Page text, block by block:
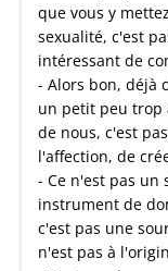
que vous y
sexualité, c'est
intéressant de
- Alors bon, déjà
un petit peu trop
de nous, c'est
l'affection, de
- Ce n'est pas un
instrument de
c'est pas une
n'est pas à